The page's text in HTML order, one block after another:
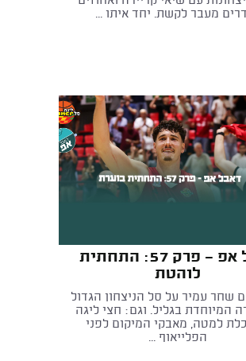
מעבר לקשת. יחד איתו ...
דאבל אפ - פרק 57: התחתית
לוהטת
שחר עמיר על סל הניצחון הגדול
המיוחדת בגליל. וגם: חצי ליגה
למטה, מאבקי המיקום לפני
הפלייאוף ...